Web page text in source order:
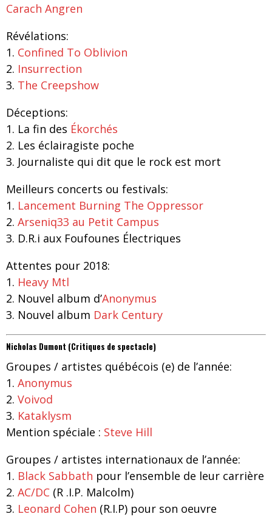
Carach Angren
Révélations:
1. Confined To Oblivion
2. Insurrection
3. The Creepshow
Déceptions:
1. La fin des Ékorchés
2. Les éclairagiste poche
3. Journaliste qui dit que le rock est mort
Meilleurs concerts ou festivals:
1. Lancement Burning The Oppressor
2. Arseniq33 au Petit Campus
3. D.R.i aux Foufounes Électriques
Attentes pour 2018:
1. Heavy Mtl
2. Nouvel album d’Anonymus
3. Nouvel album Dark Century
Nicholas Dumont (Critiques de spectacle)
Groupes / artistes québécois (e) de l’année:
1. Anonymus
2. Voivod
3. Kataklysm
Mention spéciale : Steve Hill
Groupes / artistes internationaux de l’année:
1. Black Sabbath pour l’ensemble de leur carrière
2. AC/DC (R .I.P. Malcolm)
3. Leonard Cohen (R.I.P) pour son oeuvre